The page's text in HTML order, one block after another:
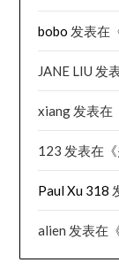
bobo 发表在
JANE LIU 发
xiang 发表在
123 发表在《
Paul Xu 318
alien 发表在